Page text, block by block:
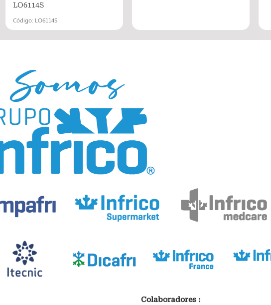
LO6114S
Código: LO6114S
Colaboradores :